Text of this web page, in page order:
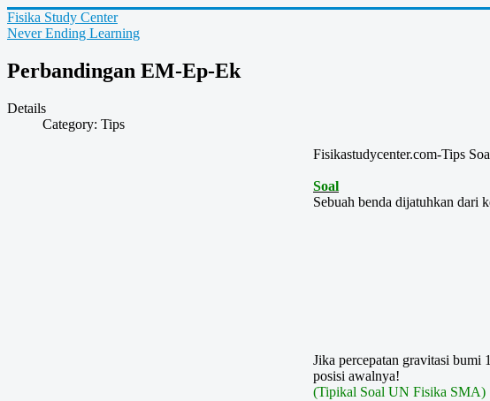
Fisika Study Center
Never Ending Learning
Perbandingan EM-Ep-Ek
Details
Category: Tips
Fisikastudycenter.com-Tips
Soal
Sebuah benda dijatuhkan dari
Jika percepatan gravitasi bumi
posisi awalnya!
(Tipikal Soal UN Fisika SMA)